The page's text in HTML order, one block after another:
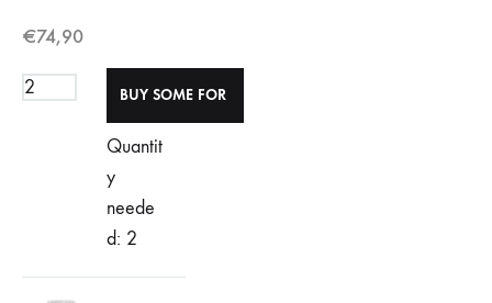
€74,90
Quantit
y
neede
d: 2